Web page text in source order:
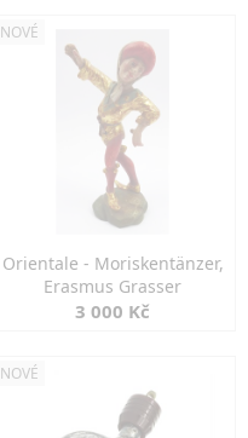
NOVÉ
Orientale - Moriskentänzer,
Erasmus Grasser
3 000 Kč
NOVÉ